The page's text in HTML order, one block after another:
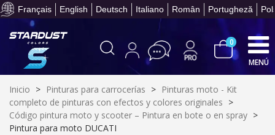
Français English Deutsch Italiano Român Portugheză
Paga en 4 plazos sin
0
MENÚ
Inicio > Pinturas para carrocerías > Pinturas moto - Kit
completo de pinturas con efectos y colores originales >
Código pintura moto y scooter – Pintura en bote o en spray >
Pintura para moto DUCATI